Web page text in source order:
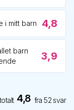
i mitt barn 4,8
barn
3,9
4,8 fra52 svar